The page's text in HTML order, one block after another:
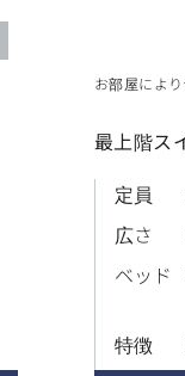
お部屋により
最上階ス
定員
広さ
ベッド
特徴